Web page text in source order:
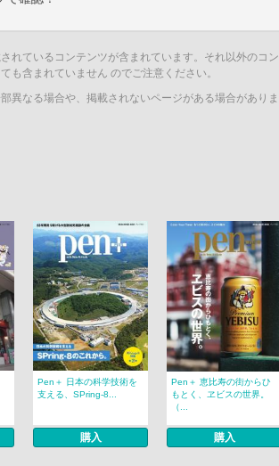
れているコンテンツが含まれています。それ以外のコン
も含まれていません のでご注意ください。
異なる場合や、掲載されないページがある場合がありま
Pen＋ 日本の科学技術を
支える、SPring-8...
購入
Pen＋ 恵比寿の街からひ
もとく、ヱビスの世界。
（...
購入